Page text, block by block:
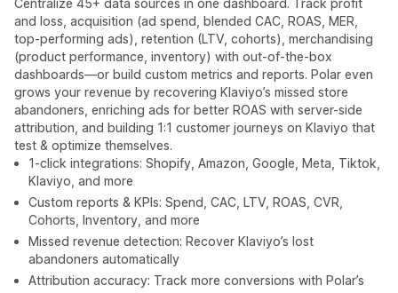
Centralize 45+ data sources in one dashboard. Track profit
and loss, acquisition (ad spend, blended CAC, ROAS, MER,
top-performing ads), retention (LTV, cohorts), merchandising
(product performance, inventory) with out-of-the-box
dashboards—or build custom metrics and reports. Polar even
grows your revenue by recovering Klaviyo’s missed store
abandoners, enriching ads for better ROAS with server-side
attribution, and building 1:1 customer journeys on Klaviyo that
test & optimize themselves.
1-click integrations: Shopify, Amazon, Google, Meta, Tiktok,
Klaviyo, and more
Custom reports & KPIs: Spend, CAC, LTV, ROAS, CVR,
Cohorts, Inventory, and more
Missed revenue detection: Recover Klaviyo’s lost
abandoners automatically
Attribution accuracy: Track more conversions with Polar’s